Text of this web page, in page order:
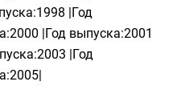
|Год
|Год выпуска:2001
|Год